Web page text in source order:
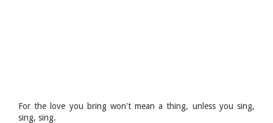
For the love you bring won't mean a thing, unless you sing,
sing, sing.